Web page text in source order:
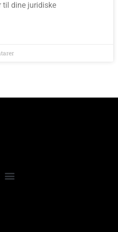
til dine juridiske